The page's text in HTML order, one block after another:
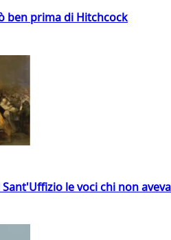
ben prima di Hitchcock
le voci chi non